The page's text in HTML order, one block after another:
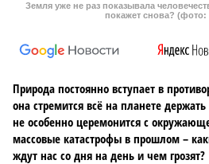
Земля уже не раз показывала
покажет снова?
Природа постоянно вступает в
она стремится всё на планете
не особенно церемонится с
массовые катастрофы в прошлом –
ждут нас со дня на день и чем грозят?